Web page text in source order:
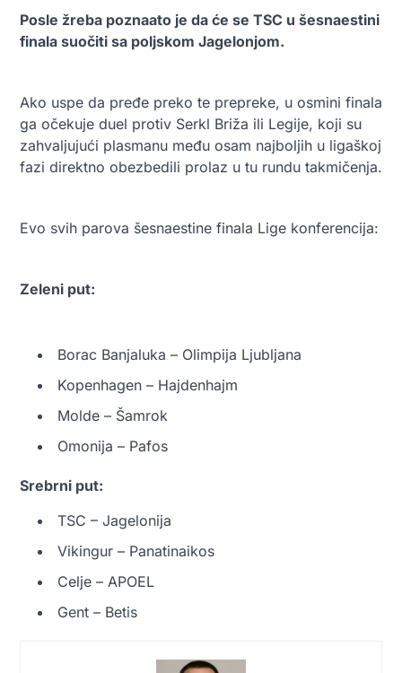
Posle žreba poznaato je da će se TSC u šesnaestini
finala suočiti sa poljskom Jagelonjom.
Ako uspe da pređe preko te prepreke, u osmini finala
ga očekuje duel protiv Serkl Briža ili Legije, koji su
zahvaljujući plasmanu među osam najboljih u ligaškoj
fazi direktno obezbedili prolaz u tu rundu takmičenja.
Evo svih parova šesnaestine finala Lige konferencija:
Zeleni put:
Borac Banjaluka – Olimpija Ljubljana
Kopenhagen – Hajdenhajm
Molde – Šamrok
Omonija – Pafos
Srebrni put:
TSC – Jagelonija
Vikingur – Panatinaikos
Celje – APOEL
Gent – Betis